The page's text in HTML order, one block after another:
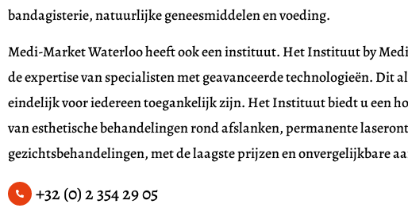
bandagisterie, natuurlijke geneesmiddelen en voeding.
Medi-Market Waterloo heeft ook een instituut. Het Instituut by
de expertise van specialisten met geavanceerde technologieën. Dit
eindelijk voor iedereen toegankelijk zijn. Het Instituut biedt u een
van esthetische behandelingen rond afslanken, permanente
gezichtsbehandelingen, met de laagste prijzen en onvergelijkbare
+32 (0) 2 354 29 05